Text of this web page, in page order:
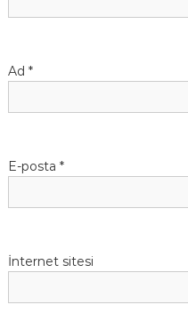
Ad *
E-posta *
İnternet sitesi